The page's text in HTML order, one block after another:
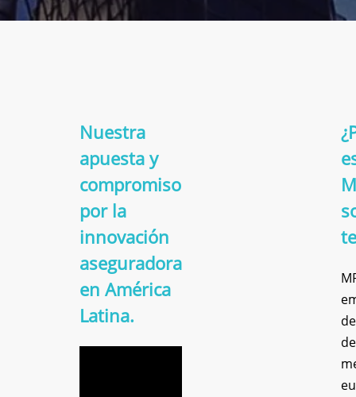
Nuestra
apuesta y
compromiso
por la
innovación
aseguradora
en América
Latina.